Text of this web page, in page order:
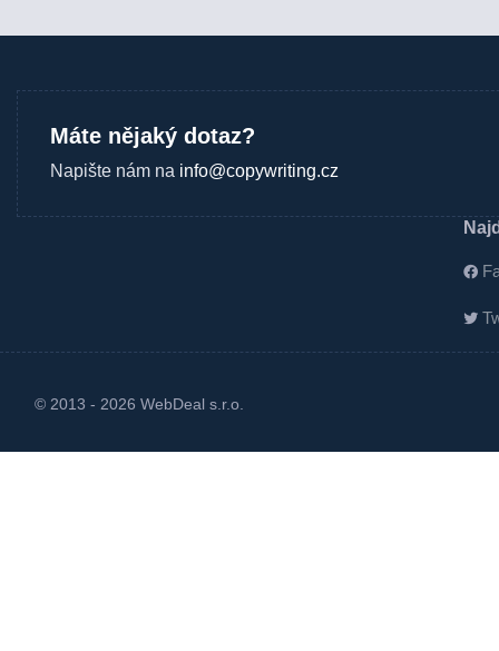
Máte nějaký dotaz?
Napište nám na info@copywriting.cz
© 2013 - 2026WebDeal s.r.o.